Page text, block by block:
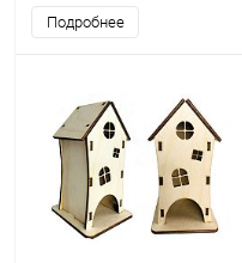
Подробнее